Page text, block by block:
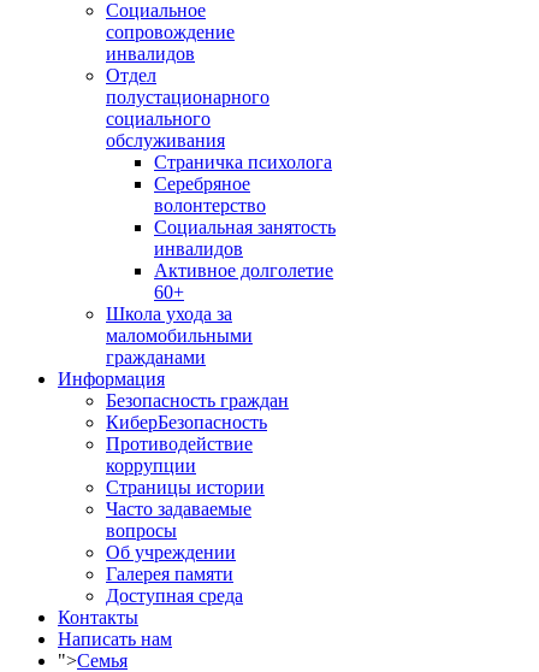
Социальное
сопровождение
инвалидов
Отдел
полустационарного
социального
обслуживания
Страничка психолога
Серебряное
волонтерство
Социальная занятость
инвалидов
Активное долголетие
60+
Школа ухода за
маломобильными
гражданами
Информация
Безопасность граждан
КиберБезопасность
Противодействие
коррупции
Страницы истории
Часто задаваемые
вопросы
Об учреждении
Галерея памяти
Доступная среда
Контакты
Написать нам
">Семья